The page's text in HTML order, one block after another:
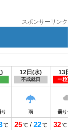
スポンサーリンク
) 12日(水)
不成就日
13日
一粒
雨 曇り
℃ 25℃/ 22℃ 32℃/